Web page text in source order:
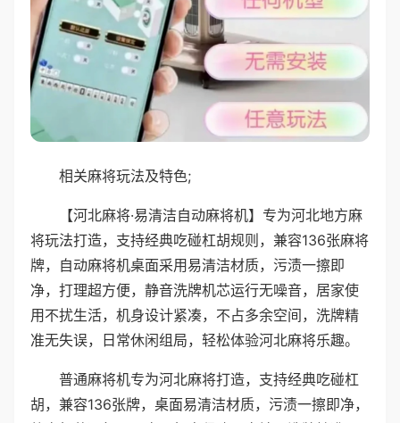
相关麻将玩法及特色;
【河北麻将·易清洁自动麻将机】专为河北地方麻
将玩法打造，支持经典吃碰杠胡规则，兼容136张麻将
牌，自动麻将机桌面采用易清洁材质，污渍一擦即
净，打理超方便，静音洗牌机芯运行无噪音，居家使
用不扰生活，机身设计紧凑，不占多余空间，洗牌精
准无失误，日常休闲组局，轻松体验河北麻将乐趣。
普通麻将机专为河北麻将打造，支持经典吃碰杠
胡，兼容136张牌，桌面易清洁材质，污渍一擦即净，